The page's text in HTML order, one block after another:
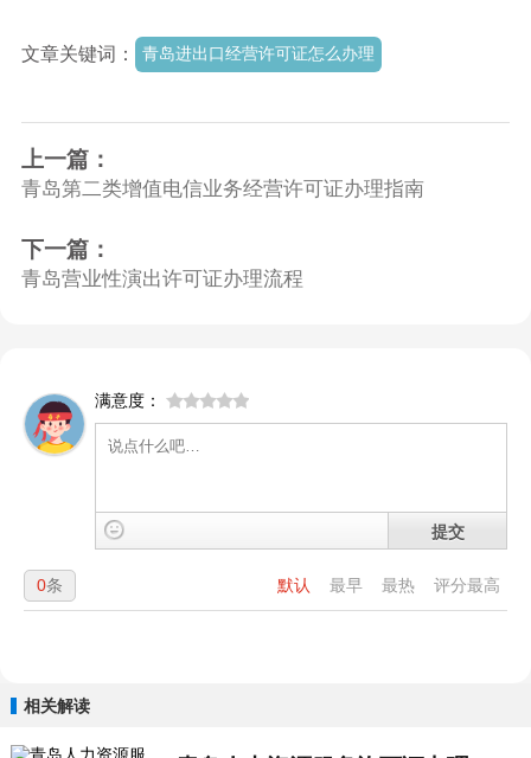
文章关键词： 青岛进出口经营许可证怎么办理
上一篇：
青岛第二类增值电信业务经营许可证办理指南
下一篇：
青岛营业性演出许可证办理流程
满意度：
提交
默认 最早 最热 评分最高
0条
相关解读